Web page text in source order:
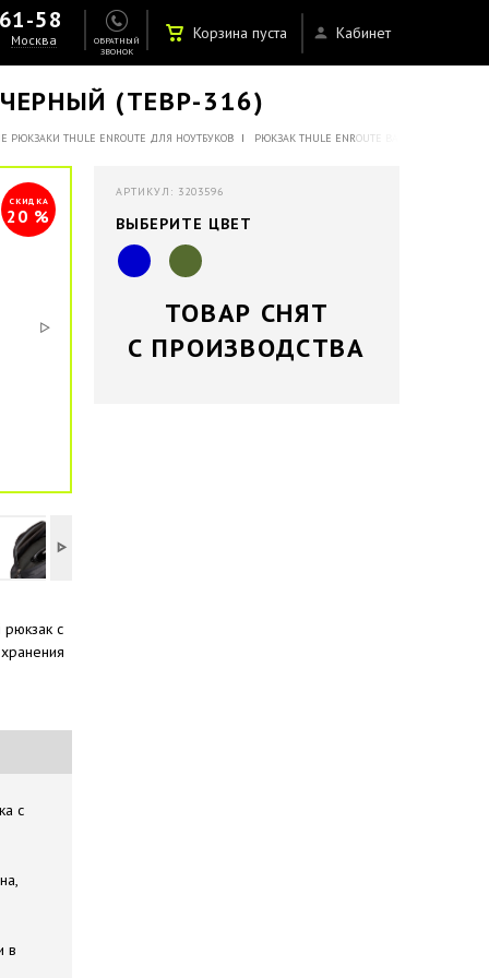
58
Москва
ОБРАТНЫЙ
ЗВОНОК
Кабинет
Корзина пуста
ЧЕРНЫЙ (TEBP-316)
РЮКЗАКИ THULE ENROUTE ДЛЯ НОУТБУКОВ РЮКЗАК THULE ENROUTE BACKPACK 23 Л.,
СКИДКА
20 %
с
с
в
АРТИКУЛ: 3203596
ВЫБЕРИТЕ ЦВЕТ
ТОВАР СНЯТ
С ПРОИЗВОДСТВА